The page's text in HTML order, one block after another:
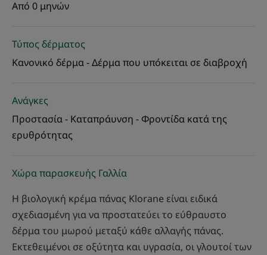
Από 0 μηνών
Τύπος δέρματος
Κανονικό δέρμα - Δέρμα που υπόκειται σε διαβροχή
Ανάγκες
Προστασία - Καταπράυνση - Φροντίδα κατά της
ερυθρότητας
Χώρα παρασκευής Γαλλία
Η βιολογική κρέμα πάνας Klorane είναι ειδικά
σχεδιασμένη για να προστατεύει το εύθραυστο
δέρμα του μωρού μεταξύ κάθε αλλαγής πάνας.
Εκτεθειμένοι σε οξύτητα και υγρασία, οι γλουτοί των